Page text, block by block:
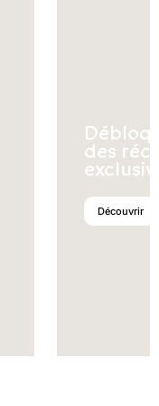
des
Découvrir